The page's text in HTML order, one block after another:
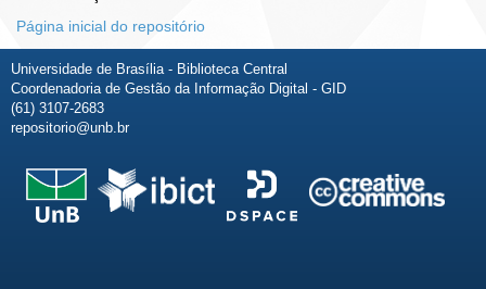
Página inicial do repositório
Universidade de Brasília - Biblioteca Central
Coordenadoria de Gestão da Informação Digital - GID
(61) 3107-2683
repositorio@unb.br